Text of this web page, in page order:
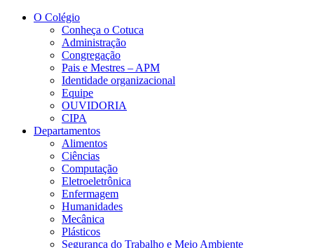
Conteúdo principal
O Colégio
Conheça o Cotuca
Administração
Congregação
Pais e Mestres – APM
Identidade organizacional
Equipe
OUVIDORIA
CIPA
Departamentos
Alimentos
Ciências
Computação
Eletroeletrônica
Enfermagem
Humanidades
Mecânica
Plásticos
Segurança do Trabalho e Meio Ambiente